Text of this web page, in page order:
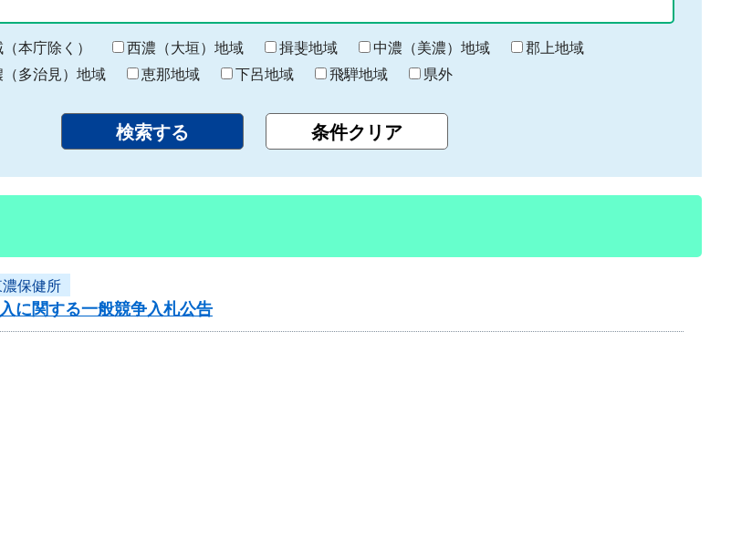
終
わ
り
本庁除く） 西濃（大垣）地域 揖斐地域 中濃（美濃）地域
郡上地域
（多治見）地域 恵那地域 下呂地域 飛騨地域 県外
濃保健所
に関する一般競争入札公告